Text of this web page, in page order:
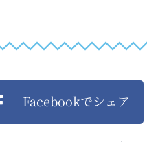
Facebookでシェア